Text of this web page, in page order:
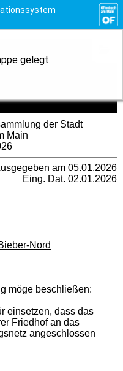
gelegt.
der Stadt
Main
am 05.01.2026
Eing. Dat. 02.01.2026
Nord
möge beschließen:
einsetzen, dass das
Friedhof an das
angeschlossen